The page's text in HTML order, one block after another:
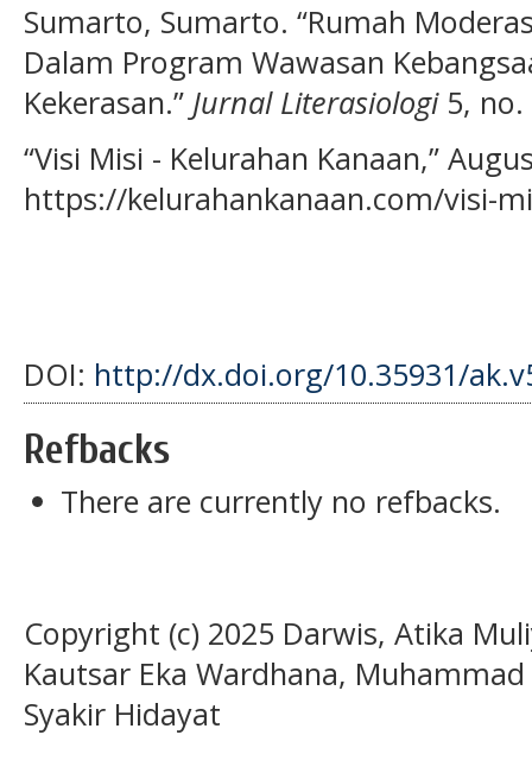
Sumarto, Sumarto. “Rumah
Dalam Program Wawasan
Kekerasan.” Jurnal Literasiologi5, no.
“Visi Misi - Kelurahan Kanaan,”
https://kelurahankanaan.com/visi-
DOI: http://dx.doi.org/10.35931/
Refbacks
There are currently no refbacks.
Copyright (c) 2025 Darwis, Atika
Kautsar Eka Wardhana,
Syakir Hidayat